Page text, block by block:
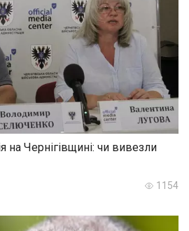
на Чернігівщині: чи вивезли
1154